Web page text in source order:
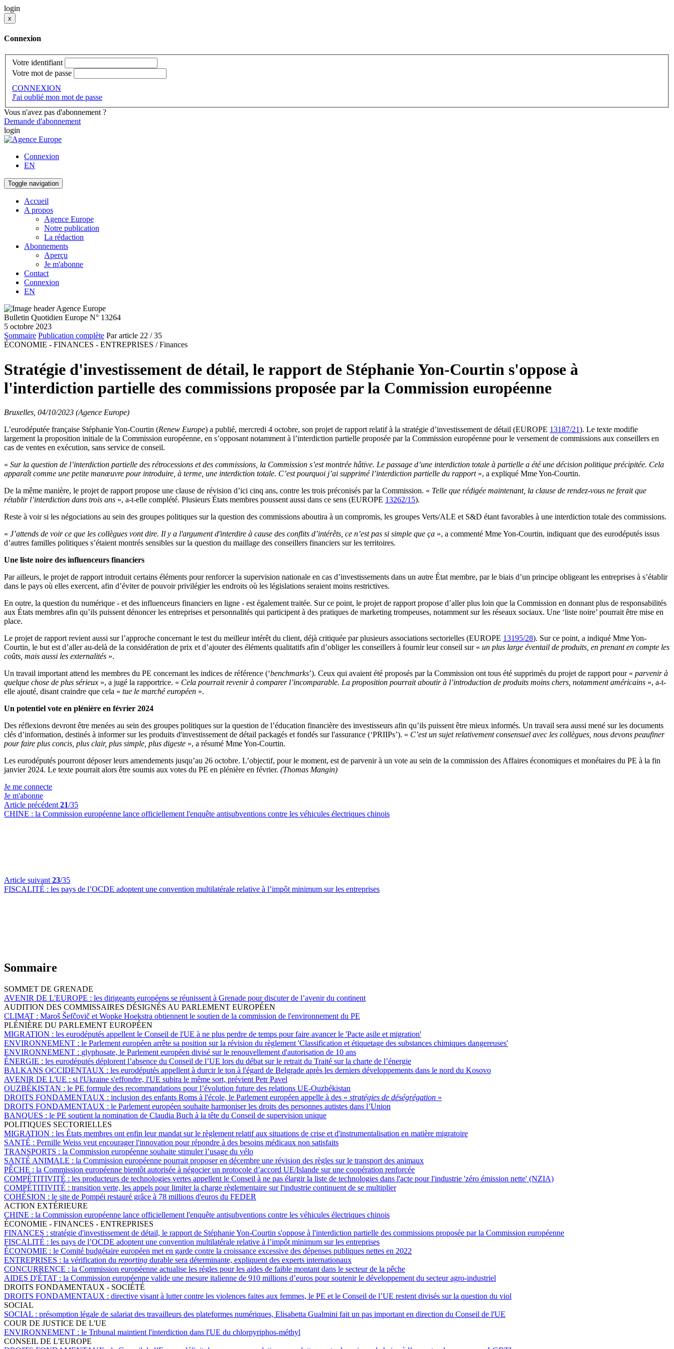
login
x
Connexion
Votre identifiant
Votre mot de passe
CONNEXION
J'ai oublié mon mot de passe
Vous n'avez pas d'abonnement ?
Demande d'abonnement
login
Connexion
EN
Toggle navigation
Accueil
A propos
Agence Europe
Notre publication
La rédaction
Abonnements
Aperçu
Je m'abonne
Contact
Connexion
EN
Bulletin Quotidien Europe N° 13264
5 octobre 2023
Sommaire Publication complète Par article 22 / 35
ÉCONOMIE - FINANCES - ENTREPRISES / Finances
Stratégie d'investissement de détail, le rapport de Stéphanie Yon-Courtin s'oppose à
l'interdiction partielle des commissions proposée par la Commission européenne
Bruxelles, 04/10/2023 (Agence Europe)
L’eurodéputée française Stéphanie Yon-Courtin (Renew Europe) a publié, mercredi 4 octobre, son projet de rapport relatif à la stratégie d’investissement de détail (EUROPE 13187/21). Le texte modifie
largement la proposition initiale de la Commission européenne, en s’opposant notamment à l’interdiction partielle proposée par la Commission européenne pour le versement de commissions aux conseillers en
cas de ventes en exécution, sans service de conseil.
« Sur la question de l’interdiction partielle des rétrocessions et des commissions, la Commission s’est montrée hâtive. Le passage d’une interdiction totale à partielle a été une décision politique précipitée. Cela
apparaît comme une petite manœuvre pour introduire, à terme, une interdiction totale. C’est pourquoi j’ai supprimé l’interdiction partielle du rapport », a expliqué Mme Yon-Courtin.
De la même manière, le projet de rapport propose une clause de révision d’ici cinq ans, contre les trois préconisés par la Commission. « Telle que rédigée maintenant, la clause de rendez-vous ne ferait que
rétablir l’interdiction dans trois ans », a-t-elle complété. Plusieurs États membres poussent aussi dans ce sens (EUROPE 13262/15).
Reste à voir si les négociations au sein des groupes politiques sur la question des commissions aboutira à un compromis, les groupes Verts/ALE et S&D étant favorables à une interdiction totale des commissions.
« J’attends de voir ce que les collègues vont dire. Il y a l'argument d'interdire à cause des conflits d’intérêts, ce n’est pas si simple que ça », a commenté Mme Yon-Courtin, indiquant que des eurodéputés issus
d’autres familles politiques s’étaient montrés sensibles sur la question du maillage des conseillers financiers sur les territoires.
Une liste noire des influenceurs financiers
Par ailleurs, le projet de rapport introduit certains éléments pour renforcer la supervision nationale en cas d’investissements dans un autre État membre, par le biais d’un principe obligeant les entreprises à s’établir
dans le pays où elles exercent, afin d’éviter de pouvoir privilégier les endroits où les législations seraient moins restrictives.
En outre, la question du numérique - et des influenceurs financiers en ligne - est également traitée. Sur ce point, le projet de rapport propose d’aller plus loin que la Commission en donnant plus de responsabilités
aux États membres afin qu’ils puissent dénoncer les entreprises et personnalités qui participent à des pratiques de marketing trompeuses, notamment sur les réseaux sociaux. Une ‘liste noire’ pourrait être mise en
place.
Le projet de rapport revient aussi sur l’approche concernant le test du meilleur intérêt du client, déjà critiquée par plusieurs associations sectorielles (EUROPE 13195/28). Sur ce point, a indiqué Mme Yon-
Courtin, le but est d’aller au-delà de la considération de prix et d’ajouter des éléments qualitatifs afin d’obliger les conseillers à fournir leur conseil sur « un plus large éventail de produits, en prenant en compte les
coûts, mais aussi les externalités ».
Un travail important attend les membres du PE concernant les indices de référence (‘benchmarks’). Ceux qui avaient été proposés par la Commission ont tous été supprimés du projet de rapport pour « parvenir à
quelque chose de plus sérieux », a jugé la rapportrice. « Cela pourrait revenir à comparer l’incomparable. La proposition pourrait aboutir à l’introduction de produits moins chers, notamment américains », a-t-
elle ajouté, disant craindre que cela « tue le marché européen ».
Un potentiel vote en plénière en février 2024
Des réflexions devront être menées au sein des groupes politiques sur la question de l’éducation financière des investisseurs afin qu’ils puissent être mieux informés. Un travail sera aussi mené sur les documents
clés d’information, destinés à informer sur les produits d'investissement de détail packagés et fondés sur l'assurance (‘PRIIPs’). « C’est un sujet relativement consensuel avec les collègues, nous devons peaufiner
pour faire plus concis, plus clair, plus simple, plus digeste », a résumé Mme Yon-Courtin.
Les eurodéputés pourront déposer leurs amendements jusqu’au 26 octobre. L’objectif, pour le moment, est de parvenir à un vote au sein de la commission des Affaires économiques et monétaires du PE à la fin
janvier 2024. Le texte pourrait alors être soumis aux votes du PE en plénière en février. (Thomas Mangin)
Je me connecte
Je m'abonne
Article précédent 21/35
CHINE : la Commission européenne lance officiellement l'enquête antisubventions contre les véhicules électriques chinois
Article suivant 23/35
FISCALITÉ : les pays de l’OCDE adoptent une convention multilatérale relative à l’impôt minimum sur les entreprises
Sommaire
SOMMET DE GRENADE
AVENIR DE L'EUROPE : les dirigeants européens se réunissent à Grenade pour discuter de l’avenir du continent
AUDITION DES COMMISSAIRES DÉSIGNÉS AU PARLEMENT EUROPÉEN
CLIMAT : Maroš Šefčovič et Wopke Hoekstra obtiennent le soutien de la commission de l'environnement du PE
PLÉNIÈRE DU PARLEMENT EUROPÉEN
MIGRATION : les eurodéputés appellent le Conseil de l'UE à ne plus perdre de temps pour faire avancer le 'Pacte asile et migration'
ENVIRONNEMENT : le Parlement européen arrête sa position sur la révision du règlement 'Classification et étiquetage des substances chimiques dangereuses'
ENVIRONNEMENT : glyphosate, le Parlement européen divisé sur le renouvellement d'autorisation de 10 ans
ÉNERGIE : les eurodéputés déplorent l’absence du Conseil de l’UE lors du débat sur le retrait du Traité sur la charte de l’énergie
BALKANS OCCIDENTAUX : les eurodéputés appellent à durcir le ton à l'égard de Belgrade après les derniers développements dans le nord du Kosovo
AVENIR DE L'UE : si l'Ukraine s'effondre, l'UE subira le même sort, prévient Petr Pavel
OUZBÉKISTAN : le PE formule des recommandations pour l’évolution future des relations UE-Ouzbékistan
DROITS FONDAMENTAUX : inclusion des enfants Roms à l'école, le Parlement européen appelle à des « stratégies de déségrégation »
DROITS FONDAMENTAUX : le Parlement européen souhaite harmoniser les droits des personnes autistes dans l’Union
BANQUES : le PE soutient la nomination de Claudia Buch à la tête du Conseil de supervision unique
POLITIQUES SECTORIELLES
MIGRATION : les États membres ont enfin leur mandat sur le règlement relatif aux situations de crise et d'instrumentalisation en matière migratoire
SANTÉ : Pernille Weiss veut encourager l'innovation pour répondre à des besoins médicaux non satisfaits
TRANSPORTS : la Commission européenne souhaite stimuler l’usage du vélo
SANTÉ ANIMALE : la Commission européenne pourrait proposer en décembre une révision des règles sur le transport des animaux
PÊCHE : la Commission européenne bientôt autorisée à négocier un protocole d’accord UE/Islande sur une coopération renforcée
COMPÉTITIVITÉ : les producteurs de technologies vertes appellent le Conseil à ne pas élargir la liste de technologies dans l'acte pour l'industrie 'zéro émission nette' (NZIA)
COMPÉTITIVITÉ : transition verte, les appels pour limiter la charge règlementaire sur l'industrie continuent de se multiplier
COHÉSION : le site de Pompéi restauré grâce à 78 millions d'euros du FEDER
ACTION EXTÉRIEURE
CHINE : la Commission européenne lance officiellement l'enquête antisubventions contre les véhicules électriques chinois
ÉCONOMIE - FINANCES - ENTREPRISES
FINANCES : stratégie d'investissement de détail, le rapport de Stéphanie Yon-Courtin s'oppose à l'interdiction partielle des commissions proposée par la Commission européenne
FISCALITÉ : les pays de l’OCDE adoptent une convention multilatérale relative à l’impôt minimum sur les entreprises
ÉCONOMIE : le Comité budgétaire européen met en garde contre la croissance excessive des dépenses publiques nettes en 2022
ENTREPRISES : la vérification du reporting durable sera déterminante, expliquent des experts internationaux
CONCURRENCE : la Commission européenne actualise les règles pour les aides de faible montant dans le secteur de la pêche
AIDES D'ÉTAT : la Commission européenne valide une mesure italienne de 910 millions d’euros pour soutenir le développement du secteur agro-industriel
DROITS FONDAMENTAUX - SOCIÉTÉ
DROITS FONDAMENTAUX : directive visant à lutter contre les violences faites aux femmes, le PE et le Conseil de l’UE restent divisés sur la question du viol
SOCIAL
SOCIAL : présomption légale de salariat des travailleurs des plateformes numériques, Elisabetta Gualmini fait un pas important en direction du Conseil de l'UE
COUR DE JUSTICE DE L'UE
ENVIRONNEMENT : le Tribunal maintient l'interdiction dans l'UE du chlorpyriphos-méthyl
CONSEIL DE L'EUROPE